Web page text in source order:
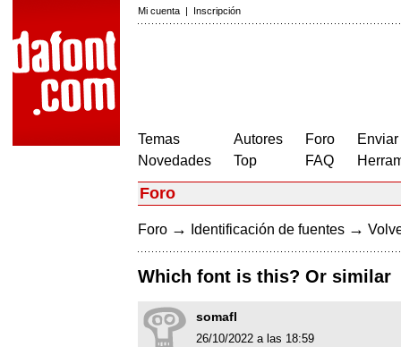
Mi cuenta | Inscripción
Temas
Novedades
Autores
Top
Foro
FAQ
Foro
Foro → Identificación de fuentes →
Which font is this? Or similar
somafl
26/10/2022 a las 18:59